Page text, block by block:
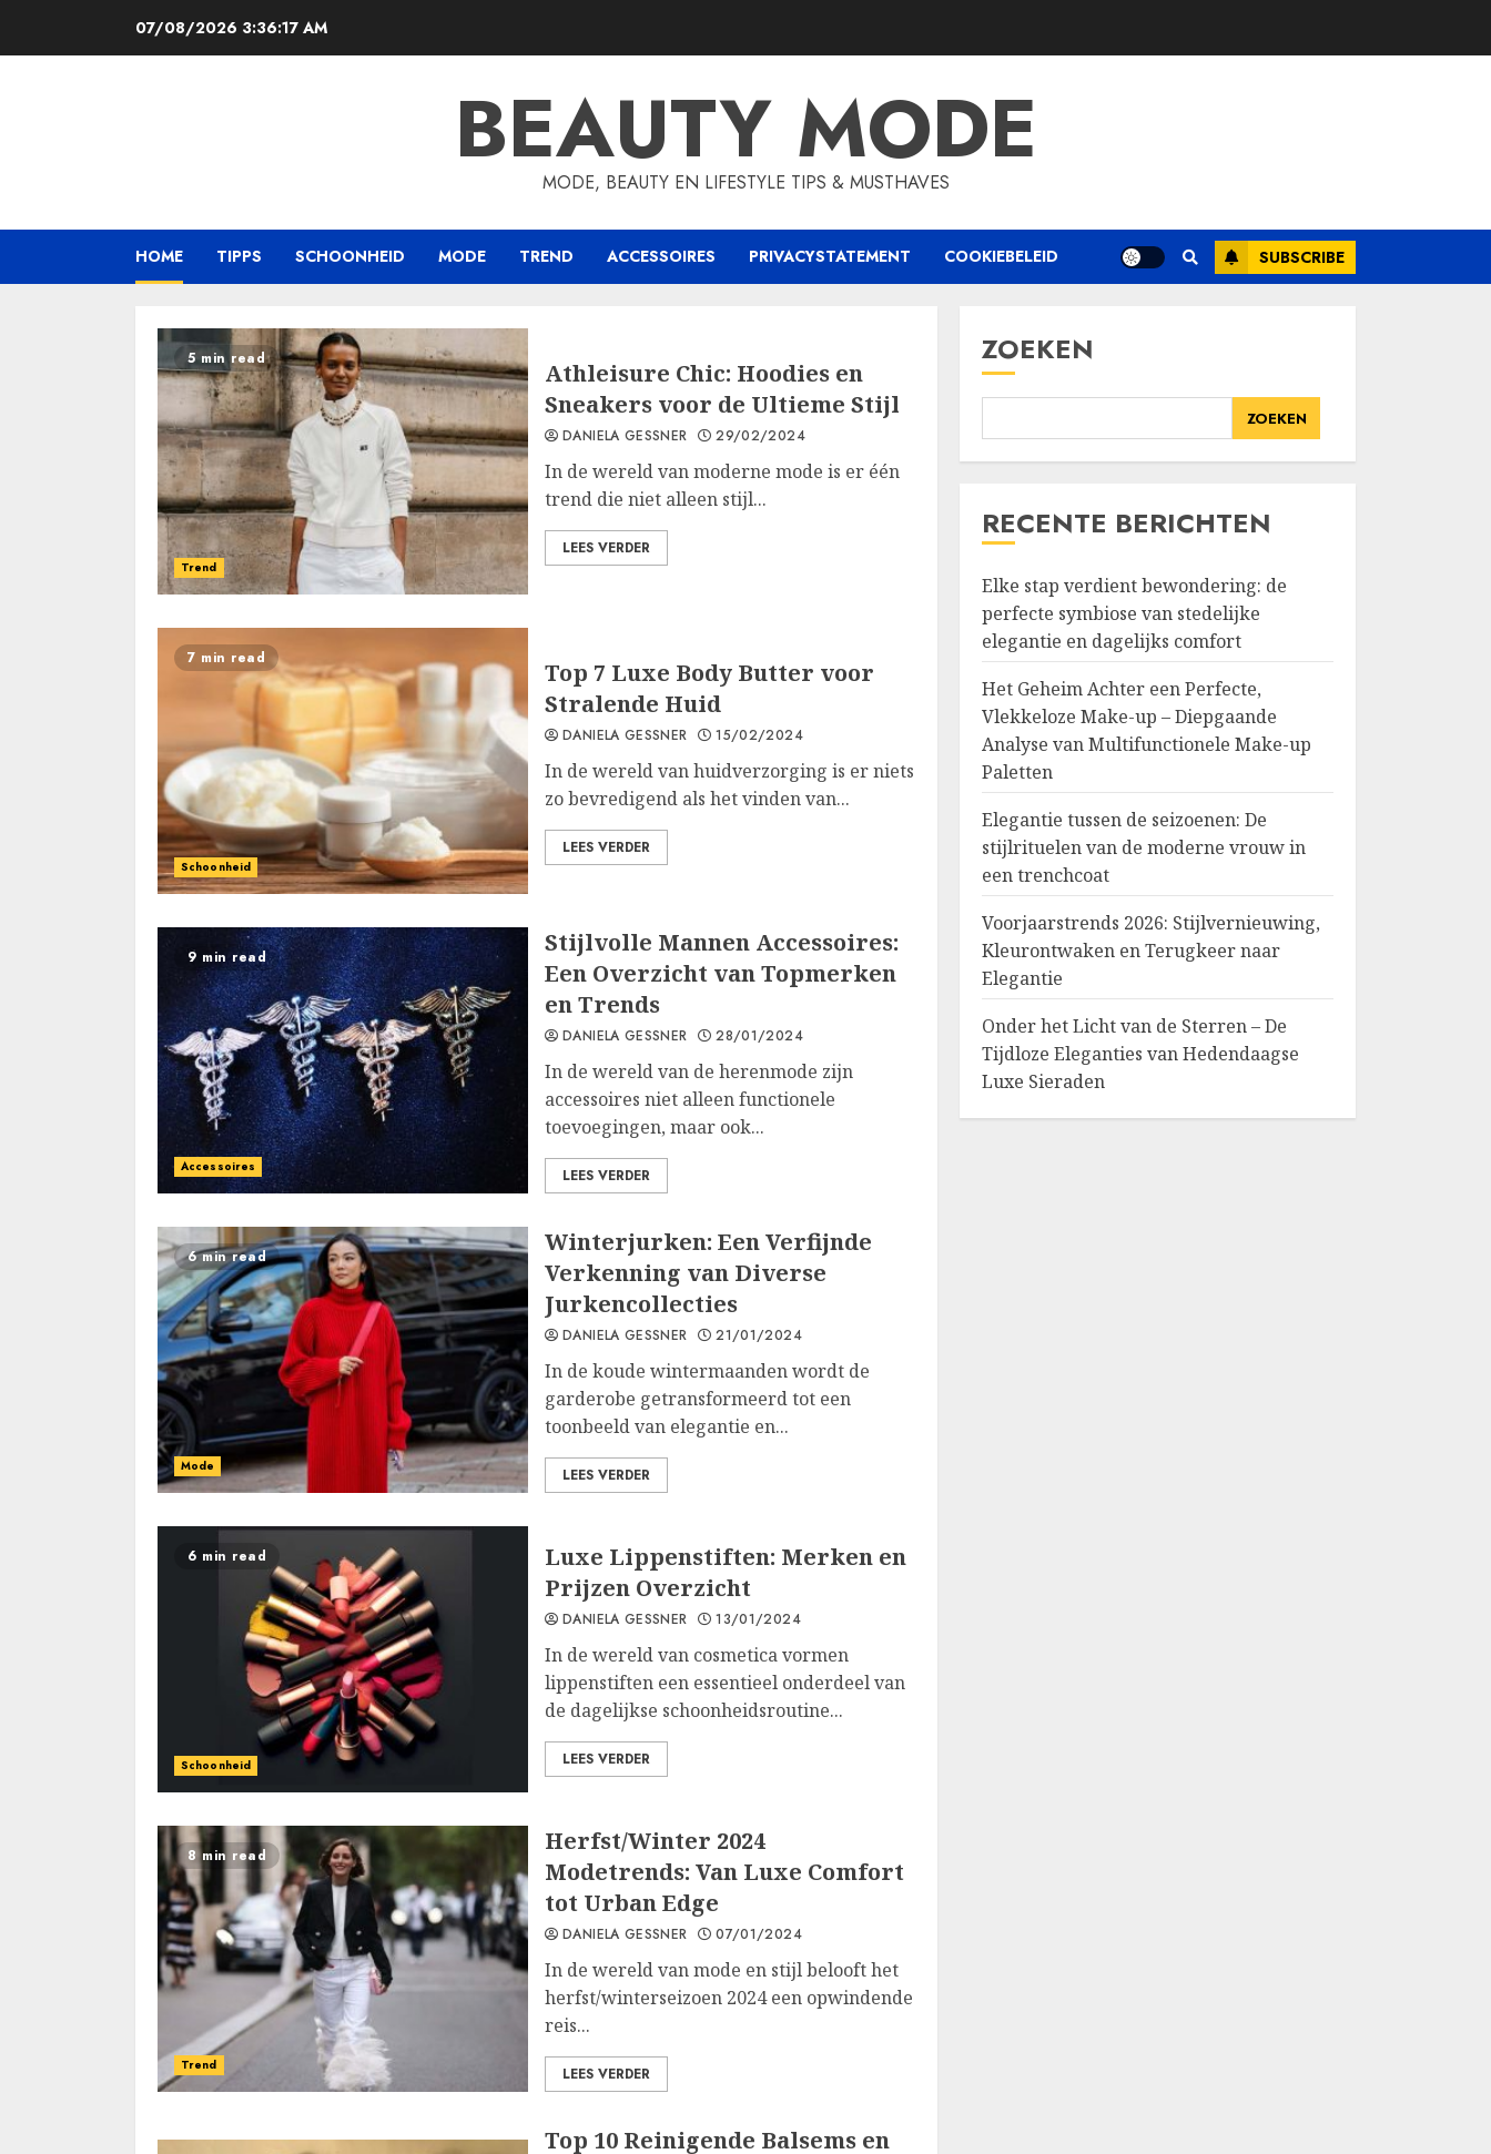
07/08/2026 3:36:18 AM
BEAUTY MODE
MODE, BEAUTY EN LIFESTYLE TIPS & MUSTHAVES
HOME TIPPS SCHOONHEID MODE TREND ACCESSOIRES PRIVACYSTATEMENT COOKIEBELEID SUBSCRIBE
5 min read
Trend
Athleisure Chic: Hoodies en
Sneakers voor de Ultieme Stijl
DANIELA GESSNER 29/02/2024
In de wereld van moderne mode is er één
trend die niet alleen stijl...
LEES VERDER
7 min read
Schoonheid
Top 7 Luxe Body Butter voor
Stralende Huid
DANIELA GESSNER 15/02/2024
In de wereld van huidverzorging is er niets
zo bevredigend als het vinden van...
LEES VERDER
9 min read
Accessoires
Stijlvolle Mannen Accessoires:
Een Overzicht van Topmerken
en Trends
DANIELA GESSNER 28/01/2024
In de wereld van de herenmode zijn
accessoires niet alleen functionele
toevoegingen, maar ook...
LEES VERDER
6 min read
Mode
Winterjurken: Een Verfijnde
Verkenning van Diverse
Jurkencollecties
DANIELA GESSNER 21/01/2024
In de koude wintermaanden wordt de
garderobe getransformeerd tot een
toonbeeld van elegantie en...
LEES VERDER
6 min read
Schoonheid
Luxe Lippenstiften: Merken en
Prijzen Overzicht
DANIELA GESSNER 13/01/2024
In de wereld van cosmetica vormen
lippenstiften een essentieel onderdeel van
de dagelijkse schoonheidsroutine...
LEES VERDER
8 min read
Trend
Herfst/Winter 2024
Modetrends: Van Luxe Comfort
tot Urban Edge
DANIELA GESSNER 07/01/2024
In de wereld van mode en stijl belooft het
herfst/winterseizoen 2024 een opwindende
reis...
LEES VERDER
Top 10 Reinigende Balsems en
ZOEKEN
ZOEKEN
RECENTE BERICHTEN
Elke stap verdient bewondering: de
perfecte symbiose van stedelijke
elegantie en dagelijks comfort
Het Geheim Achter een Perfecte,
Vlekkeloze Make-up – Diepgaande
Analyse van Multifunctionele Make-up
Paletten
Elegantie tussen de seizoenen: De
stijlrituelen van de moderne vrouw in
een trenchcoat
Voorjaarstrends 2026: Stijlvernieuwing,
Kleurontwaken en Terugkeer naar
Elegantie
Onder het Licht van de Sterren – De
Tijdloze Eleganties van Hedendaagse
Luxe Sieraden